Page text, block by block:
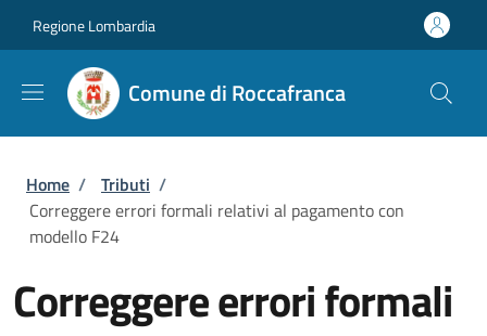
Regione Lombardia
Comune di Roccafranca
Briciole di pane
Home / Tributi /
Correggere errori formali relativi al pagamento con
modello F24
Correggere errori formali